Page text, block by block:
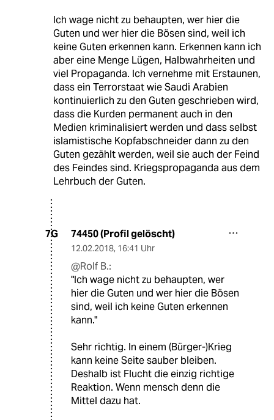
Ich wage nicht zu behaupten, wer hier die
Guten und wer hier die Bösen sind, weil ich
keine Guten erkennen kann. Erkennen kann ich
aber eine Menge Lügen, Halbwahrheiten und
viel Propaganda. Ich vernehme mit Erstaunen,
dass ein Terrorstaat wie Saudi Arabien
kontinuierlich zu den Guten geschrieben wird,
dass die Kurden permanent auch in den
Medien kriminalisiert werden und dass selbst
islamistische Kopfabschneider dann zu den
Guten gezählt werden, weil sie auch der Feind
des Feindes sind. Kriegspropaganda aus dem
Lehrbuch der Guten.
7G 74450 (Profil gelöscht)
12.02.2018, 16:41 Uhr
@Rolf B.:
"Ich wage nicht zu behaupten, wer
hier die Guten und wer hier die Bösen
sind, weil ich keine Guten erkennen
kann."
Sehr richtig. In einem (Bürger-)Krieg
kann keine Seite sauber bleiben.
Deshalb ist Flucht die einzig richtige
Reaktion. Wenn mensch denn die
Mittel dazu hat.